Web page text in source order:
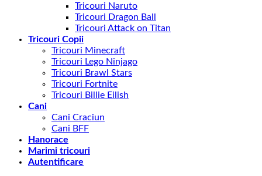
Tricouri Naruto
Tricouri Dragon Ball
Tricouri Attack on Titan
Tricouri Copii
Tricouri Minecraft
Tricouri Lego Ninjago
Tricouri Brawl Stars
Tricouri Fortnite
Tricouri Billie Eilish
Cani
Cani Craciun
Cani BFF
Hanorace
Marimi tricouri
Autentificare